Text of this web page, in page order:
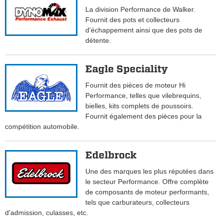
La division Performance de Walker.
Fournit des pots et collecteurs
d'échappement ainsi que des pots de
détente.
Eagle Speciality
Fournit des pièces de moteur Hi
Performance, telles que vilebrequins,
bielles, kits complets de poussoirs.
Fournit également des pièces pour la
compétition automobile.
Edelbrock
Une des marques les plus réputées dans
le secteur Performance. Offre complète
de composants de moteur performants,
tels que carburateurs, collecteurs
d'admission, culasses, etc.